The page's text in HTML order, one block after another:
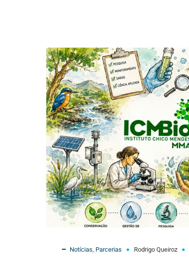
Notícias, Parcerias Rodrigo Queiroz